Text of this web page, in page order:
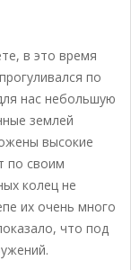
в это время
по
нас небольшую
землей
высокие
по своим
колец не
их очень много
что под